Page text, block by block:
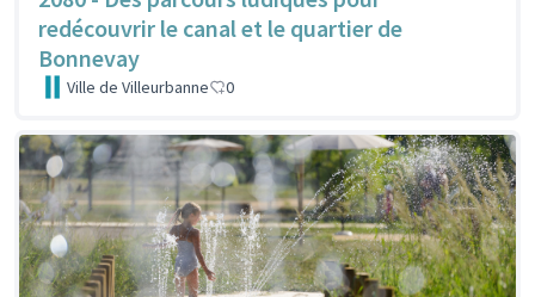
redécouvrir le canal et le quartier de
Bonnevay
Ville de Villeurbanne 0